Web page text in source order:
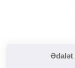
Ədalət